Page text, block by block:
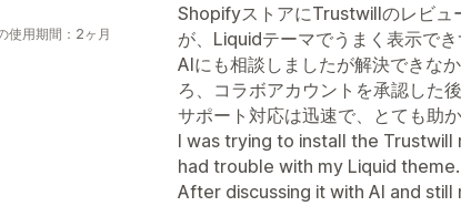
ShopifyストアにTrustwillのレビュ
が、Liquidテーマでうまく表示でき
AIにも相談しましたが解決できな
ろ、コラボアカウントを承認した
サポート対応は迅速で、とても助か
I was trying to install the
had trouble with my Liquid theme.
After discussing it with AI and
使用期間：2ヶ月